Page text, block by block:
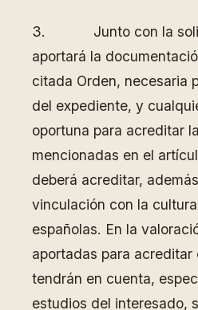
3. Junto con la
aportará la
citada Orden, necesaria
del expediente, y
oportuna para acreditar
mencionadas en el
deberá acreditar,
vinculación con la
españolas. En la
aportadas para acreditar
tendrán en cuenta,
estudios del interesado,